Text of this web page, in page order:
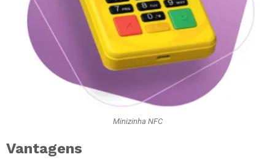
Minizinha NFC
Vantagens